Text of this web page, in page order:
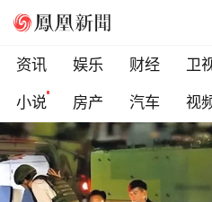
资讯 娱乐 财经 卫
小说
房产 汽车 视